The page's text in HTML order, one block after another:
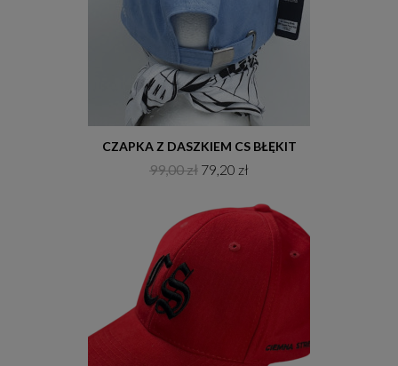
Do koszyka
CZAPKA Z DASZKIEM CS BŁĘKIT
99,00 zł 79,20 zł